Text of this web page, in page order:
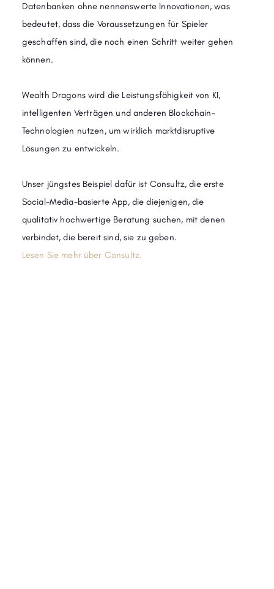
Datenbanken ohne nennenswerte Innovationen, was
bedeutet, dass die Voraussetzungen für Spieler
geschaffen sind, die noch einen Schritt weiter gehen
können.
Wealth Dragons wird die Leistungsfähigkeit von KI,
intelligenten Verträgen und anderen Blockchain-
Technologien nutzen, um wirklich marktdisruptive
Lösungen zu entwickeln.
Unser jüngstes Beispiel dafür ist Consultz, die erste
Social-Media-basierte App, die diejenigen, die
qualitativ hochwertige Beratung suchen, mit denen
verbindet, die bereit sind, sie zu geben.
Lesen Sie mehr über Consultz.